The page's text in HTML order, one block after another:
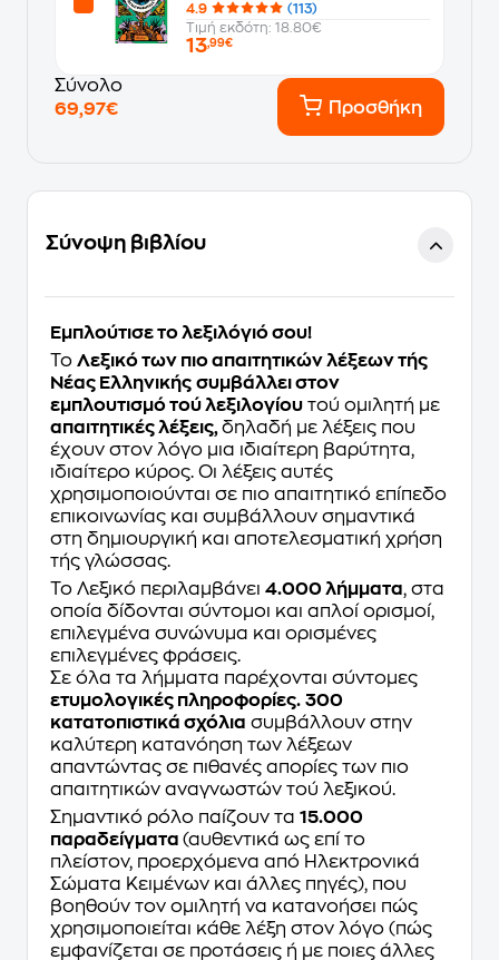
4.9
(113)
Τιμή εκδότη: 18.80€
13,99€
Σύνολο
69,97€
Προσθήκη
Σύνοψη βιβλίου
Εμπλούτισε το λεξιλόγιό σου!
Το Λεξικό των πιο απαιτητικών λέξεων τής
Νέας Ελληνικής συμβάλλει στον
εμπλουτισμό τού λεξιλογίου τού ομιλητή με
απαιτητικές λέξεις, δηλαδή με λέξεις που
έχουν στον λόγο μια ιδιαίτερη βαρύτητα,
ιδιαίτερο κύρος. Οι λέξεις αυτές
χρησιμοποιούνται σε πιο απαιτητικό επίπεδο
επικοινωνίας και συμβάλλουν σημαντικά
στη δημιουργική και αποτελεσματική χρήση
τής γλώσσας.
Το Λεξικό περιλαμβάνει 4.000 λήμματα, στα
οποία δίδονται σύντομοι και απλοί ορισμοί,
επιλεγμένα συνώνυμα και ορισμένες
επιλεγμένες φράσεις.
Σε όλα τα λήμματα παρέχονται σύντομες
ετυμολογικές πληροφορίες. 300
κατατοπιστικά σχόλια συμβάλλουν στην
καλύτερη κατανόηση των λέξεων
απαντώντας σε πιθανές απορίες των πιο
απαιτητικών αναγνωστών τού λεξικού.
Σημαντικό ρόλο παίζουν τα 15.000
παραδείγματα (αυθεντικά ως επί το
πλείστον, προερχόμενα από Ηλεκτρονικά
Σώματα Κειμένων και άλλες πηγές), που
βοηθούν τον ομιλητή να κατανοήσει πώς
χρησιμοποιείται κάθε λέξη στον λόγο (πώς
εμφανίζεται σε προτάσεις ή με ποιες άλλες